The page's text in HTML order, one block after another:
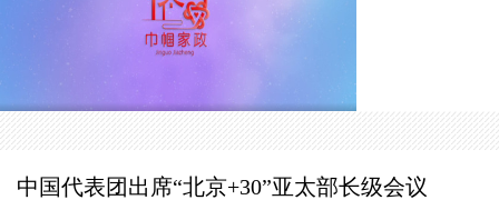
中国代表团出席“北京+30”亚太部长级会议